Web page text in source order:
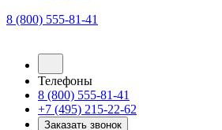
8 (800) 555-81-41
Телефоны
8 (800) 555-81-41
+7 (495) 215-22-62
Заказать звонок